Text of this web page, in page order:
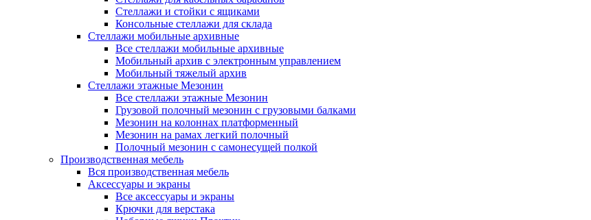
Стеллажи и стойки с ящиками
Консольные стеллажи для склада
Стеллажи мобильные архивные
Все стеллажи мобильные архивные
Мобильный архив с электронным управлением
Мобильный тяжелый архив
Стеллажи этажные Мезонин
Все стеллажи этажные Мезонин
Грузовой полочный мезонин с грузовыми балками
Мезонин на колоннах платформенный
Мезонин на рамах легкий полочный
Полочный мезонин с самонесущей полкой
Производственная мебель
Вся производственная мебель
Аксессуары и экраны
Все аксессуары и экраны
Крючки для верстака